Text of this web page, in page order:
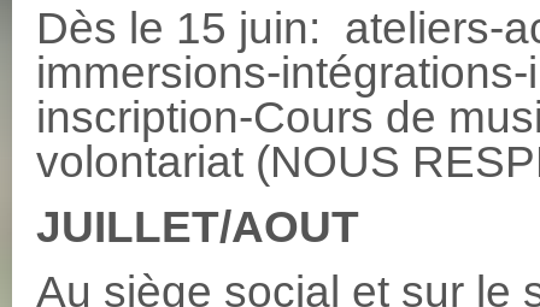
Dès le 15 juin: ateliers-
immersions-
inscription-Cours de
volontariat (NOUS
JUILLET/AOUT
Au siège social et sur le